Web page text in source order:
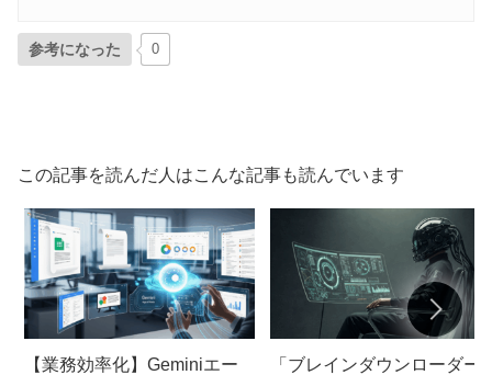
参考になった 0
この記事を読んだ人はこんな記事も読んでいます
【業務効率化】Geminiエー
「ブレインダウンローダー